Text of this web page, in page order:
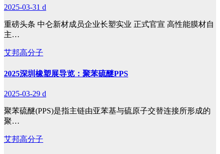
2025-03-31 d
重磅头条 中仑新材成员企业长塑实业 正式官宣 高性能膜材自
主…
艾邦高分子
2025深圳橡塑展导览：聚苯硫醚PPS
2025-03-29 d
聚苯硫醚(PPS)是指主链由亚苯基与硫原子交替连接所形成的
聚…
艾邦高分子